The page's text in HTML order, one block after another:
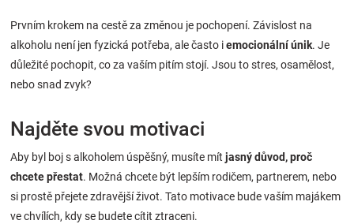
Značky
Blog
Přihlášení
Prvním krokem na cestě za změnou je pochopení. Závislost na
alkoholu není jen fyzická potřeba, ale často iemocionální únik. Je
důležité pochopit, co za vaším pitím stojí. Jsou to stres, osamělost,
nebo snad zvyk?
Najděte svou motivaci
Aby byl boj s alkoholem úspěšný, musíte mít jasný důvod, proč
chcete přestat. Možná chcete být lepším rodičem, partnerem, nebo
si prostě přejete zdravější život. Tato motivace bude vaším majákem
ve chvílích, kdy se budete cítit ztraceni.